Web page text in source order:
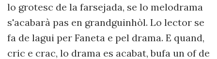
lo grotesc de la farsejada, se lo melodrama
s'acabarà pas en grandguinhòl. Lo lector se
fa de lagui per Faneta e pel drama. E quand,
cric e crac, lo drama es acabat, bufa un of de